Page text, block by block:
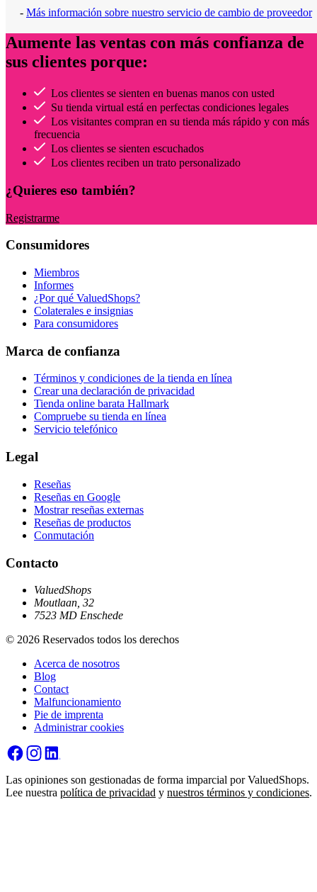
- Más información sobre nuestro servicio de cambio de proveedor
Aumente las ventas con más confianza de
sus clientes porque:
Los clientes se sienten en buenas manos con usted
Su tienda virtual está en perfectas condiciones legales
Los visitantes compran en su tienda más rápido y con más
frecuencia
Los clientes se sienten escuchados
Los clientes reciben un trato personalizado
¿Quieres eso también?
Registrarme
Consumidores
Miembros
Informes
¿Por qué ValuedShops?
Colaterales e insignias
Para consumidores
Marca de confianza
Términos y condiciones de la tienda en línea
Crear una declaración de privacidad
Tienda online barata Hallmark
Compruebe su tienda en línea
Servicio telefónico
Legal
Reseñas
Reseñas en Google
Mostrar reseñas externas
Reseñas de productos
Conmutación
Contacto
ValuedShops
Moutlaan, 32
7523 MD Enschede
© 2026 Reservados todos los derechos
Acerca de nosotros
Blog
Contact
Malfuncionamiento
Pie de imprenta
Administrar cookies
Las opiniones son gestionadas de forma imparcial por ValuedShops.
Lee nuestra política de privacidad y nuestros términos y condiciones.